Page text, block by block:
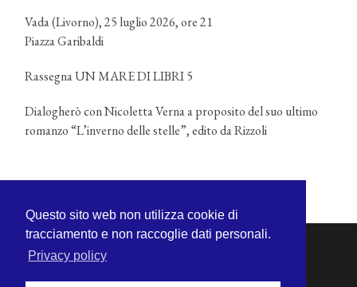
Vada (Livorno), 25 luglio 2026, ore 21
Piazza Garibaldi
Rassegna UN MARE DI LIBRI 5
Dialogherò con Nicoletta Verna a proposito del suo ultimo
romanzo “L’inverno delle stelle”, edito da Rizzoli
Questo sito web non utilizza cookie di
tracciamento e non raccoglie dati personali.
Privacy policy